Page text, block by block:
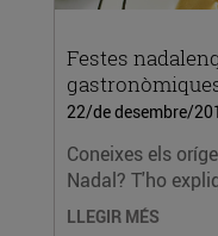
Festes
22/de desembre/
Coneixes els
Nadal? T'ho
LLEGIR MÉS